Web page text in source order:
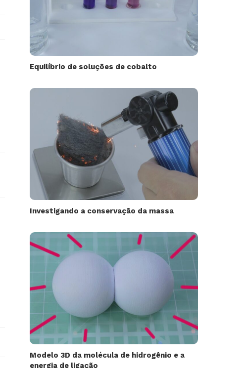
Equilíbrio de soluções de cobalto
Investigando a conservação da massa
Modelo 3D da molécula de hidrogênio e a
energia de ligação